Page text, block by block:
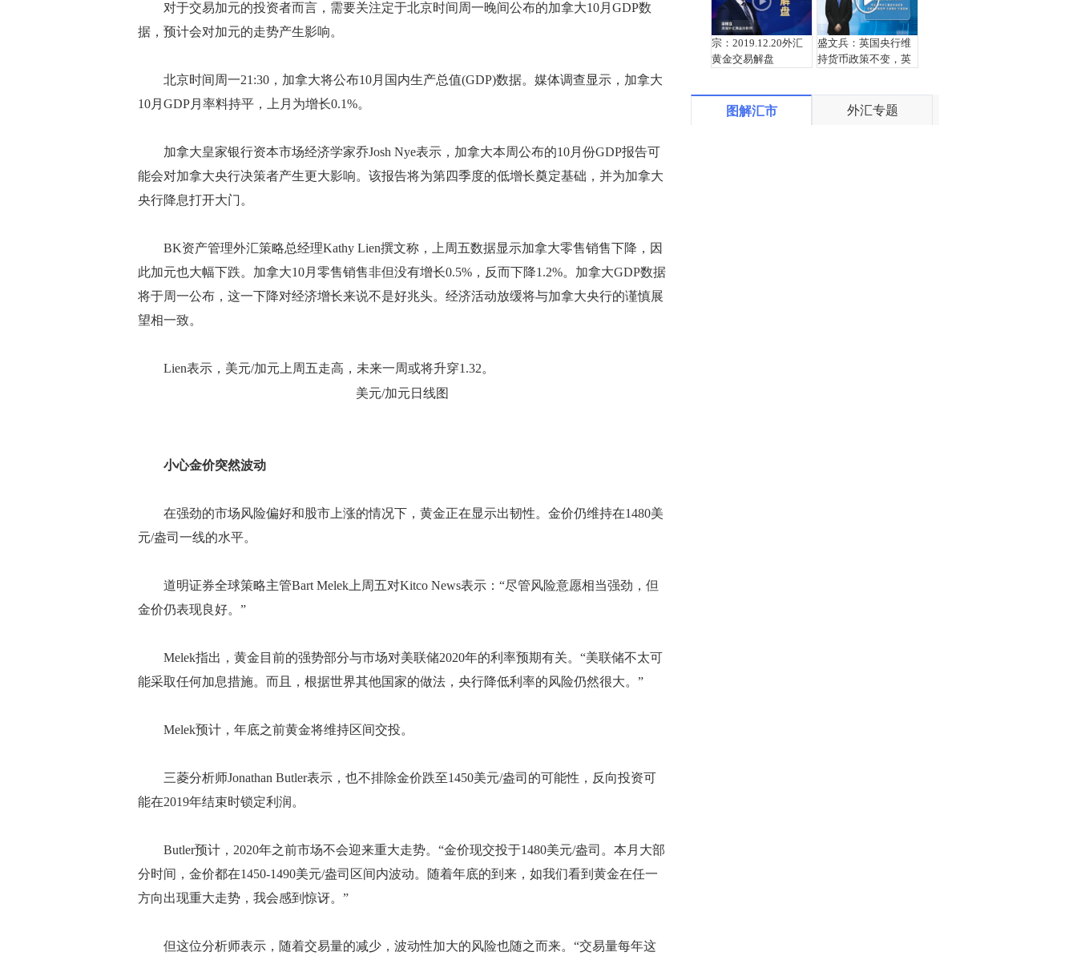
对于交易加元的投资者而言，需要关注定于北京时间周一晚间公布的加拿大10月GDP数
据，预计会对加元的走势产生影响。
北京时间周一21:30，加拿大将公布10月国内生产总值(GDP)数据。媒体调查显示，加拿大
10月GDP月率料持平，上月为增长0.1%。
加拿大皇家银行资本市场经济学家乔Josh Nye表示，加拿大本周公布的10月份GDP报告可
能会对加拿大央行决策者产生更大影响。该报告将为第四季度的低增长奠定基础，并为加拿大
央行降息打开大门。
BK资产管理外汇策略总经理Kathy Lien撰文称，上周五数据显示加拿大零售销售下降，因
此加元也大幅下跌。加拿大10月零售销售非但没有增长0.5%，反而下降1.2%。加拿大GDP数据
将于周一公布，这一下降对经济增长来说不是好兆头。经济活动放缓将与加拿大央行的谨慎展
望相一致。
Lien表示，美元/加元上周五走高，未来一周或将升穿1.32。
美元/加元日线图
小心金价突然波动
在强劲的市场风险偏好和股市上涨的情况下，黄金正在显示出韧性。金价仍维持在1480美
元/盎司一线的水平。
道明证券全球策略主管Bart Melek上周五对Kitco News表示：“尽管风险意愿相当强劲，但
金价仍表现良好。”
Melek指出，黄金目前的强势部分与市场对美联储2020年的利率预期有关。“美联储不太可
能采取任何加息措施。而且，根据世界其他国家的做法，央行降低利率的风险仍然很大。”
Melek预计，年底之前黄金将维持区间交投。
三菱分析师Jonathan Butler表示，也不排除金价跌至1450美元/盎司的可能性，反向投资可
能在2019年结束时锁定利润。
Butler预计，2020年之前市场不会迎来重大走势。“金价现交投于1480美元/盎司。本月大部
分时间，金价都在1450-1490美元/盎司区间内波动。随着年底的到来，如我们看到黄金在任一
方向出现重大走势，我会感到惊讶。”
但这位分析师表示，随着交易量的减少，波动性加大的风险也随之而来。“交易量每年这
宗：2019.12.20外汇
黄金交易解盘
盛文兵：英国央行维
持货币政策不变，英
图解汇市 外汇专题